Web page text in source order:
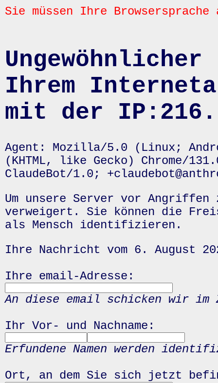
Sie müssen Ihre
Ihrem
mit der
Agent: Mozilla/5.0 (Linux;
(KHTML, like Gecko) Chrome/
ClaudeBot/1.0;
Um unsere Server vor
verweigert. Sie können die
als Mensch identifizieren.
Ihre Nachricht vom 6. August
Ihre email-Adresse:
An diese email schicken wir
Ihr Vor- und Nachname:
Erfundene Namen werden
Ort, an dem Sie sich jetzt